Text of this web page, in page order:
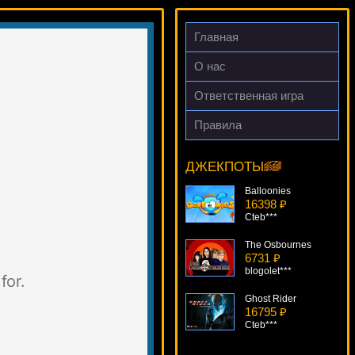
Главная
О нас
Ответственная игра
Правила
ДЖЕКПОТЫ
Rapid Reels
Deni***
Balloonies
16398 ₽
Cteb***
The Osbournes
6731 ₽
blogolet***
Ghost Rider
16795 ₽
Cteb***